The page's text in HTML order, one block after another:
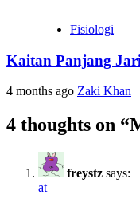
Fisiologi
Kaitan Panjang
4 months ago Zaki Khan
4 thoughts on “
freystz says:
at